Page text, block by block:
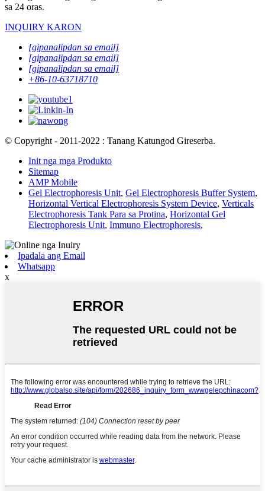
sa 24 oras.
INQUIRY KARON
[gipanalipdan sa email]
[gipanalipdan sa email]
[gipanalipdan sa email]
+86-10-63718710
© Copyright - 2011-2022 : Tanang Katungod Gireserba.
Init nga mga Produkto
Sitemap
AMP Mobile
Gel Electrophoresis Unit, Gel Electrophoresis Buffer System,
Horizontal Vertical Electrophoresis System Device, Verticals
Electrophoresis Tank Para sa Protina, Horizontal Gel
Electrophoresis Unit, Immuno Electrophoresis,
Ipadala ang Email
Whatsapp
x